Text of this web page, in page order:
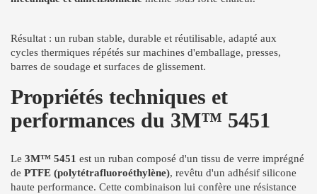
Résultat : un ruban stable, durable et réutilisable, adapté aux
cycles thermiques répétés sur machines d'emballage, presses,
barres de soudage et surfaces de glissement.
Propriétés techniques et
performances du 3M™ 5451
Le 3M™ 5451 est un ruban composé d'un tissu de verre imprégné
de PTFE (polytétrafluoroéthylène), revêtu d'un adhésif silicone
haute performance. Cette combinaison lui confère une résistance